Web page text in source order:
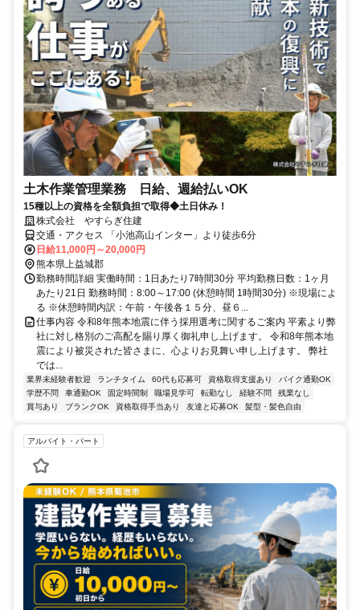
土木作業管理業務 日給、週給払いOK
15種以上の資格を全額負担で取得◆土日休み！
株式会社 やすらぎ住建
交通・アクセス 「小池高山インター」より徒歩6分
日給11,000円～20,000円
熊本県上益城郡
勤務時間詳細 実働時間：1日あたり7時間30分 平均勤務日数：1ヶ月
あたり21日 勤務時間：8:00～17:00 (休憩時間 1時間30分) ※現場によ
る ※休憩時間内訳：午前・午後各１５分、昼６...
仕事内容 令和8年熊本地震に伴う採用選考に関するご案内 平素より弊
社に対し格別のご高配を賜り厚く御礼申し上げます。 令和8年熊本地
震により被災された皆さまに、心よりお見舞い申し上げます。 弊社
では...
業界未経験者歓迎 ランチタイム 60代も応募可 資格取得支援あり
バイク通勤OK
学歴不問
車通勤OK 固定時間制 職場見学可 転勤なし 経験不問
残業なし
賞与あり
ブランクOK 資格取得手当あり 友達と応募OK 髪型・髪色自由
アルバイト・パート